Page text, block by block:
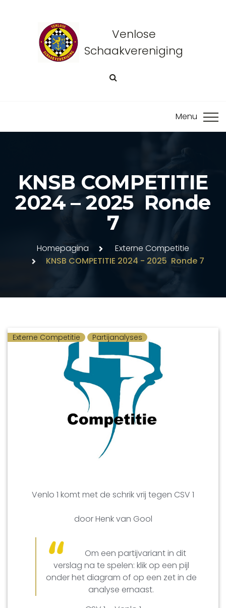
Venlose
Schaakvereniging
KNSB COMPETITIE
2024 – 2025 Ronde
7
Homepagina
Externe Competitie
KNSB COMPETITIE 2024 - 2025 Ronde 7
Externe Competitie Partijanalyses
Venlo 1 komt met de schrik vrij tegen CSV 1
door Henk van Gool
Om een partijvariant in dit
verslag na te spelen: klik op een pijl
onder het diagram of op een zet in de
analyse ernaast.